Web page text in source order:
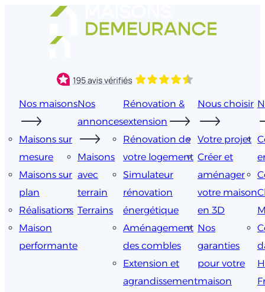
Nos maisons
Maisons sur
mesure
Maisons sur
plan
Réalisations
Maison
performante
Nos
annonces
Maisons
avec
terrain
Terrains
Rénovation &
extension
Rénovation de
votre logement
Simulateur
rénovation
énergétique
Aménagement
des combles
Extension et
agrandissement
Nous choisir
Votre projet
Créer et
aménager
votre maison
en 3D
Nos
garanties
pour votre
maison